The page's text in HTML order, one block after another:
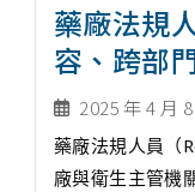
藥廠法規
容、跨部
2025 年 4 月
藥廠法規人員（
廠與衛生主管機